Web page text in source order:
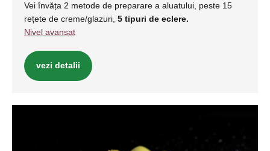
Vei învăța 2 metode de preparare a aluatului, peste 15
rețete de creme/glazuri, 5 tipuri de eclere.
Nivel avansat
vezi detalii